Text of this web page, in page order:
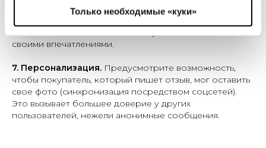
Только необходимые «куки»
Обзоры товаров либо услуг на страницах их соцсетей
всегда располагают к дискуссиям. Пользователи
своими впечатлениями.
7. Персонализация. Предусмотрите возможность,
чтобы покупатель, который пишет отзыв, мог оставить
свое фото (синхронизация посредством соцсетей).
Это вызывает большее доверие у других
пользователей, нежели анонимные сообщения.